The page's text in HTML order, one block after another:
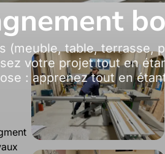
(meuble, table, terrasse,
votre projet tout en
: apprenez tout en